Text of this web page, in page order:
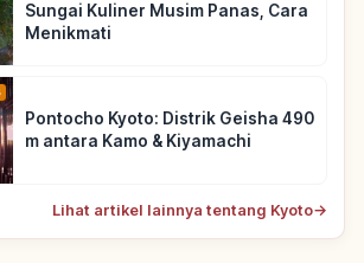
Sungai Kuliner Musim Panas, Cara
Menikmati
Pontocho Kyoto: Distrik Geisha 490
m antara Kamo & Kiyamachi
Lihat artikel lainnya tentang Kyoto→